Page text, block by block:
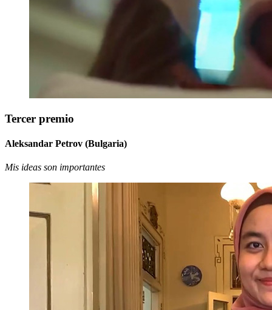
Tercer premio
Aleksandar Petrov (Bulgaria)
Mis ideas son importantes